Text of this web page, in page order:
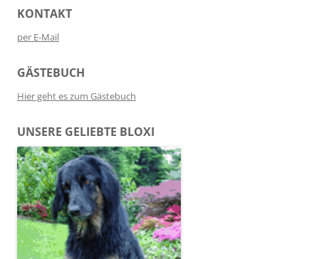
KONTAKT
per E-Mail
GÄSTEBUCH
Hier geht es zum Gästebuch
UNSERE GELIEBTE BLOXI